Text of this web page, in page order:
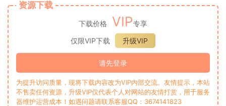
资源下载
下载价格 VIP专享
仅限VIP下载
升级VIP
请先登录
为提升访问质量，现将下载内容改为VIP内部交流。友情提示，本站
不售卖任何资源，升级VIP仅代表个人对网站的友情打赏，用于服务
器维护运营成本！如遇问题请联系客服QQ：3674141823